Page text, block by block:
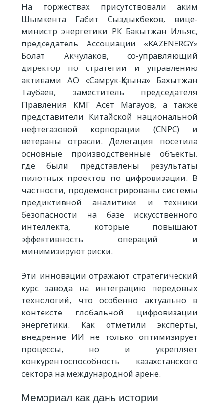
На торжествах присутствовали аким
Шымкента Габит Сыздыкбеков, вице-
министр энергетики РК Бакытжан Ильяс,
председатель Ассоциации «KAZENERGY»
Болат Акчулаков, со-управляющий
директор по стратегии и управлению
активами АО «Самрук-Қазына» Бахытжан
Таубаев, заместитель председателя
Правления КМГ Асет Магауов, а также
представители Китайской национальной
нефтегазовой корпорации (CNPC) и
ветераны отрасли. Делегация посетила
основные производственные объекты,
где были представлены результаты
пилотных проектов по цифровизации. В
частности, продемонстрированы системы
предиктивной аналитики и техники
безопасности на базе искусственного
интеллекта, которые повышают
эффективность операций и
минимизируют риски.
Эти инновации отражают стратегический
курс завода на интеграцию передовых
технологий, что особенно актуально в
контексте глобальной цифровизации
энергетики. Как отметили эксперты,
внедрение ИИ не только оптимизирует
процессы, но и укрепляет
конкурентоспособность казахстанского
сектора на международной арене.
Мемориал как дань истории